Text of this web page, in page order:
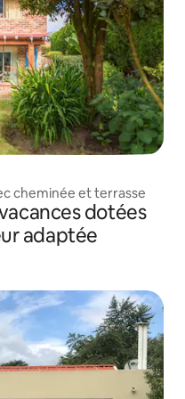
cheminée et terrasse
dotées
adaptée